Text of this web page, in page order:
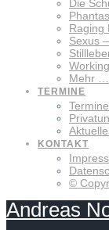
Die
Raging
Sexus
Mehr …
TERMINE
Termine
KONTAKT
©
Andreas